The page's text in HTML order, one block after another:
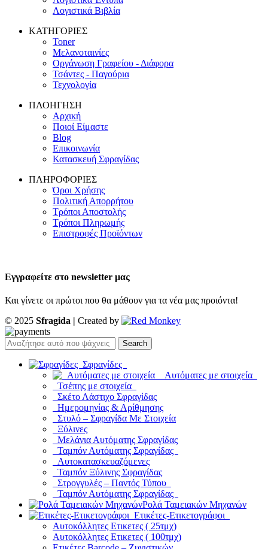
Λογιστικά Βιβλία
ΚΑΤΗΓΟΡΙΕΣ
Toner
Μελανοταινίες
Οργάνωση Γραφείου - Διάφορα
Τσάντες - Παγούρια
Τεχνολογία
ΠΛΟΗΓΗΣΗ
Αρχική
Ποιοί Είμαστε
Blog
Επικοινωνία
Κατασκευή Σφραγίδας
ΠΛΗΡΟΦΟΡΙΕΣ
Όροι Χρήσης
Πολιτική Απορρήτου
Τρόποι Αποστολής
Τρόποι Πληρωμής
Επιστροφές Προϊόντων
Εγγραφείτε στο newsletter μας
Και γίνετε οι πρώτοι που θα μάθουν για τα νέα μας προιόντα!
© 2025 Sfragida | Created by
Search
Σφραγίδες
Αυτόματες με στοιχεία
Τσέπης με στοιχεία
Σκέτο Λάστιχο Σφραγίδας
Ημερομηνίας & Αρίθμησης
Στυλό – Σφραγίδα Με Στοιχεία
Ξύλινες
Μελάνια Αυτόματης Σφραγίδας
Ταμπόν Αυτόματης Σφραγίδας
Αυτοκατασκευαζόμενες
Ταμπόν Ξύλινης Σφραγίδας
Στρογγυλές – Παντός Τύπου
Ταμπόν Αυτόματης Σφραγίδας
Ρολά Ταμειακών Μηχανών
Ετικέτες-Ετικετογράφοι
Αυτοκόλλητες Ετικετες ( 25τμχ)
Αυτοκόλλητες Ετικετες ( 100τμχ)